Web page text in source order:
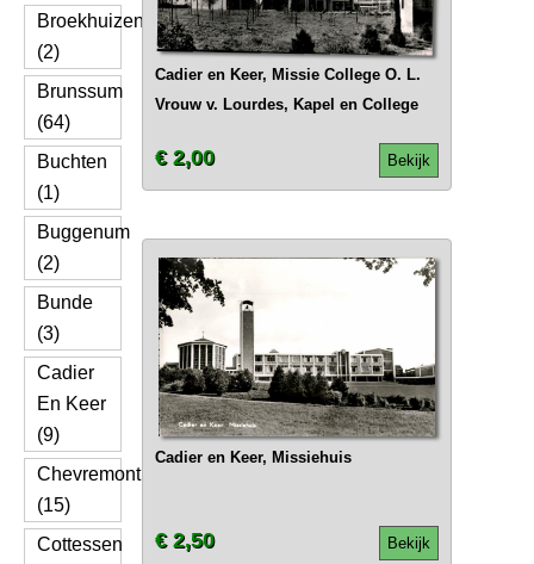
Broekhuizen
(2)
Brunssum
(64)
Buchten
(1)
Buggenum
(2)
Bunde
(3)
Cadier
En Keer
(9)
Chevremont
(15)
Cottessen
Cadier en Keer, Missie College O. L.
Vrouw v. Lourdes, Kapel en College
Bekijk
€ 2,00
Cadier en Keer, Missiehuis
Bekijk
€ 2,50